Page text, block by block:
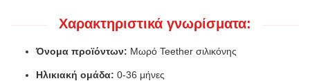
Χαρακτηριστικά γνωρίσματα:
Όνομα προϊόντων: Μωρό Teether σιλικόνης
Ηλικιακή ομάδα: 0-36 μήνες